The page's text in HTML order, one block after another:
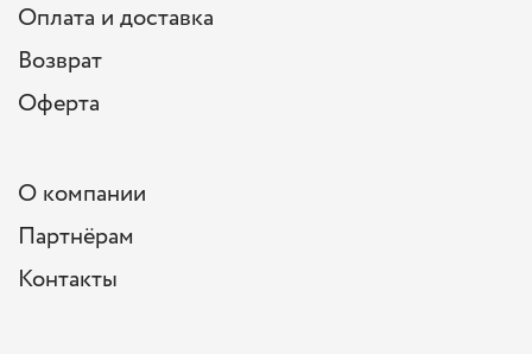
Оплата и доставка
Возврат
Оферта
О компании
Партнёрам
Контакты